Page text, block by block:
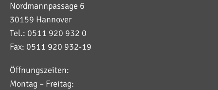
Nordmannpassage 6
30159 Hannover
Tel.: 0511 920 932 0
Fax: 0511 920 932-19
Öffnungszeiten:
Montag – Freitag: